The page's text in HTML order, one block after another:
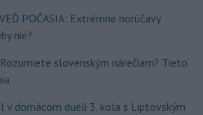
POČASIA: Extrémne horúčavy
nie?
Rozumiete slovenským nárečiam? Tieto
v domácom dueli 3. kola s Liptovským